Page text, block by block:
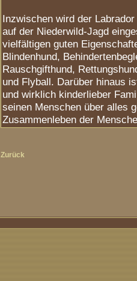
Inzwischen wird der
auf der Niederwild-Jagd
vielfältigen guten
Blindenhund,
Rauschgifthund,
und Flyball. Darüber hinaus
und wirklich kinderlieber
seinen Menschen über alles
Zusammenleben der
Zurück